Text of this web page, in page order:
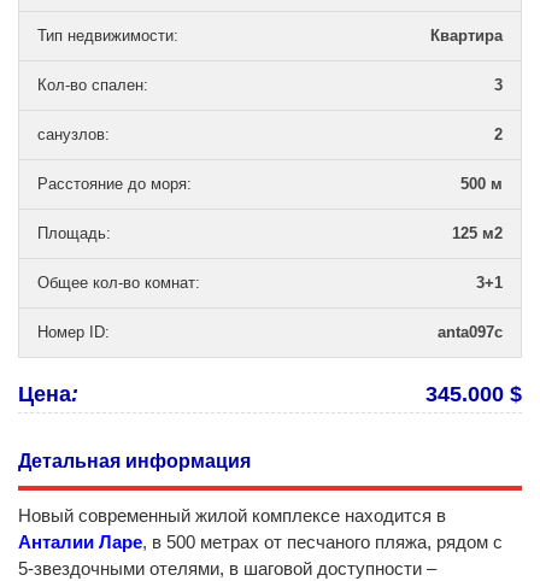
Тип недвижимости: Квартира
Кол-во спален: 3
санузлов: 2
Расстояние до моря: 500 м
Площадь: 125 м2
Общее кол-во комнат: 3+1
Номер ID: anta097c
Цена: 345.000 $
Детальная информация
Новый современный жилой комплексе находится в
Анталии Ларе, в 500 метрах от песчаного пляжа, рядом с
5-звездочными отелями, в шаговой доступности –